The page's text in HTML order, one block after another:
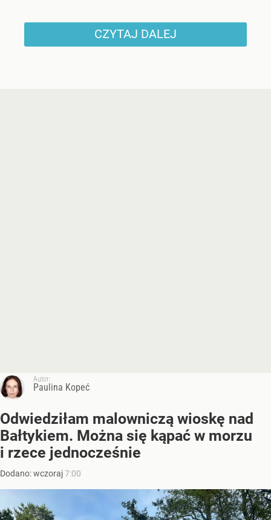
CZYTAJ DALEJ
Autor:
Paulina Kopeć
Odwiedziłam malowniczą wioskę nad
Bałtykiem. Można się kąpać w morzu
i rzece jednocześnie
Dodano:wczoraj7:00